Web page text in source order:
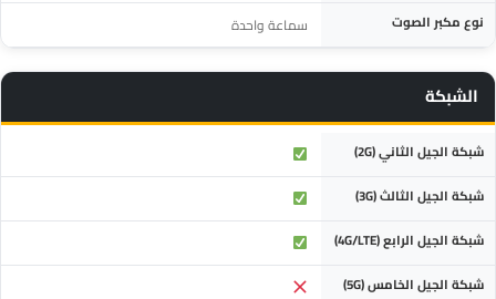
نوع مكبر الصوت سماعة واحدة
الشبكة
المواصفة التفاصيل
شبكة الجيل الثاني (2G)
شبكة الجيل الثالث (3G)
شبكة الجيل الرابع (4G/LTE)
شبكة الجيل الخامس (5G)